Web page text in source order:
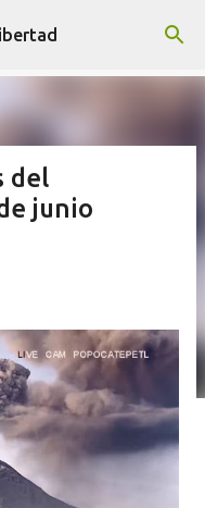
del
junio